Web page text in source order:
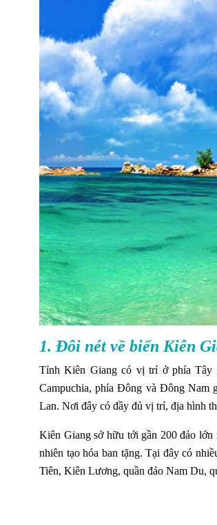
1. Đôi nét về biển Kiên
Tỉnh Kiên Giang có vị trí ở phía Tây
Campuchia, phía Đông và Đông Nam
Lan. Nơi đây có đầy đủ vị trí, địa hình
Kiên Giang sở hữu tới gần 200 đảo lớn
nhiên tạo hóa ban tặng. Tại đây có
Tiên, Kiên Lương, quần đảo Nam Du,